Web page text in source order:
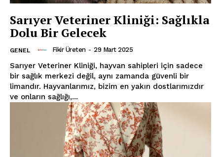
Sarıyer Veteriner Kliniği: Sağlıkla
Dolu Bir Gelecek
GENEL Fikir Üreten - 29 Mart 2025
Sarıyer Veteriner Kliniği, hayvan sahipleri için sadece
bir sağlık merkezi değil, aynı zamanda güvenli bir
limandır. Hayvanlarımız, bizim en yakın dostlarımızdır
ve onların sağlığı,...